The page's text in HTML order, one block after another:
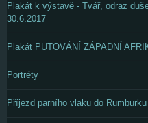
Plakát k výstavě - Tvář, odraz
30.6.2017
Plakát PUTOVÁNÍ ZÁPADNÍ
Portréty
Příjezd parního vlaku do